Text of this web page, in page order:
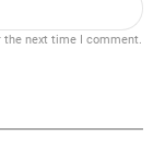
the next time I comment.